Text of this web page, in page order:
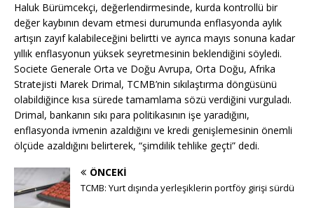
Haluk Bürümcekçi, değerlendirmesinde, kurda kontrollü bir
değer kaybının devam etmesi durumunda enflasyonda aylık
artışın zayıf kalabileceğini belirtti ve ayrıca mayıs sonuna kadar
yıllık enflasyonun yüksek seyretmesinin beklendiğini söyledi.
Societe Generale Orta ve Doğu Avrupa, Orta Doğu, Afrika
Stratejisti Marek Drimal, TCMB’nin sıkılaştırma döngüsünü
olabildiğince kısa sürede tamamlama sözü verdiğini vurguladı.
Drimal, bankanın sıkı para politikasının işe yaradığını,
enflasyonda ivmenin azaldığını ve kredi genişlemesinin önemli
ölçüde azaldığını belirterek, “şimdilik tehlike geçti” dedi.
ÖNCEKI
TCMB: Yurt dışında yerleşiklerin portföy girişi sürdü